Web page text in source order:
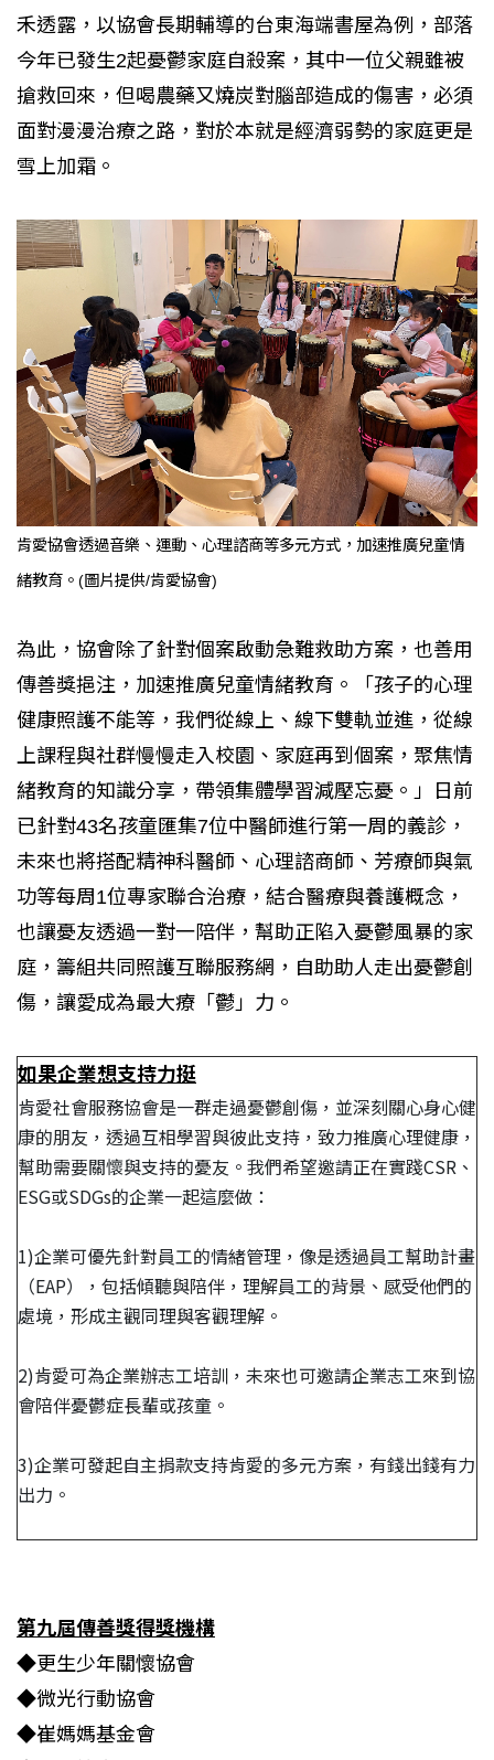
禾透露，以協會長期輔導的台東海端書屋為例，部落
今年已發生2起憂鬱家庭自殺案，其中一位父親雖被
搶救回來，但喝農藥又燒炭對腦部造成的傷害，必須
面對漫漫治療之路，對於本就是經濟弱勢的家庭更是
雪上加霜。
肯愛協會透過音樂、運動、心理諮商等多元方式，加速推廣兒童情
緒教育。(圖片提供/肯愛協會)
為此，協會除了針對個案啟動急難救助方案，也善用
傳善獎挹注，加速推廣兒童情緒教育。「孩子的心理
健康照護不能等，我們從線上、線下雙軌並進，從線
上課程與社群慢慢走入校園、家庭再到個案，聚焦情
緒教育的知識分享，帶領集體學習減壓忘憂。」日前
已針對43名孩童匯集7位中醫師進行第一周的義診，
未來也將搭配精神科醫師、心理諮商師、芳療師與氣
功等每周1位專家聯合治療，結合醫療與養護概念，
也讓憂友透過一對一陪伴，幫助正陷入憂鬱風暴的家
庭，籌組共同照護互聯服務網，自助助人走出憂鬱創
傷，讓愛成為最大療「鬱」力。
如果企業想支持力挺
肯愛社會服務協會是一群走過憂鬱創傷，並深刻關心身心健
康的朋友，透過互相學習與彼此支持，致力推廣心理健康，
幫助需要關懷與支持的憂友。我們希望邀請正在實踐CSR、
ESG或SDGs的企業一起這麼做：
1)企業可優先針對員工的情緒管理，像是透過員工幫助計畫
（EAP），包括傾聽與陪伴，理解員工的背景、感受他們的
處境，形成主觀同理與客觀理解。
2)肯愛可為企業辦志工培訓，未來也可邀請企業志工來到協
會陪伴憂鬱症長輩或孩童。
3)企業可發起自主捐款支持肯愛的多元方案，有錢出錢有力
出力。
第九屆傳善獎得獎機構
◆更生少年關懷協會
◆微光行動協會
◆崔媽媽基金會